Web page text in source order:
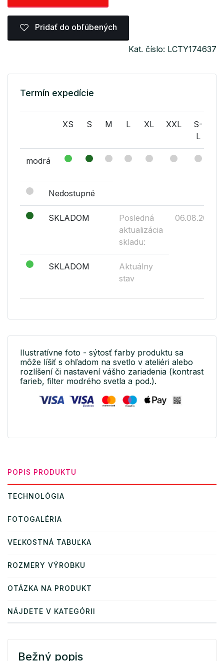
Pridať do obľúbených
Kat. číslo: LCTY174637
Termín expedície
XS S M L XL XXL
S-
L
modrá
Nedostupné
SKLADOM
Posledná
aktualizácia
skladu:
06.08.2026
SKLADOM
Aktuálny
stav
Ilustratívne foto - sýtosť farby produktu sa
môže líšiť s ohľadom na svetlo v ateliéri alebo
rozlíšení či nastavení vášho zariadenia (kontrast
farieb, filter modrého svetla a pod.).
POPIS PRODUKTU
TECHNOLÓGIA
FOTOGALÉRIA
VEĽKOSTNÁ TABUĽKA
ROZMERY VÝROBKU
OTÁZKA NA PRODUKT
NÁJDETE V KATEGÓRII
Bežný popis